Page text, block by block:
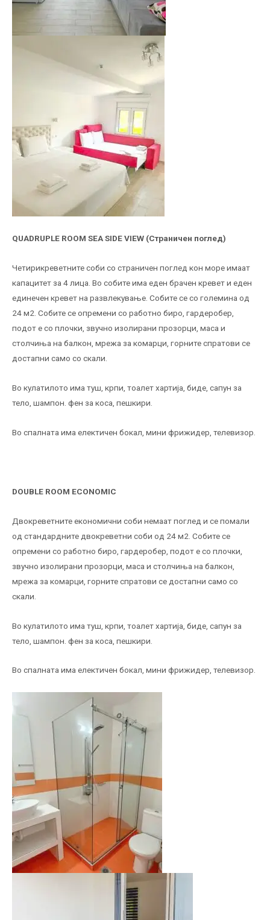
QUADRUPLE ROOM SEA SIDE VIEW (Страничен поглед)
Четирикреветните соби со страничен поглед кон море имаат
капацитет за 4 лица. Во собите има еден брачен кревет и еден
единечен кревет на развлекување. Собите се со големина од
24 м2. Собите се опремени со работно биро, гардеробер,
подот е со плочки, звучно изолирани прозорци, маса и
столчиња на балкон, мрежа за комарци, горните спратови се
достапни само со скали.
Во кулатилото има туш, крпи, тоалет хартија, биде, сапун за
тело, шампон. фен за коса, пешкири.
Во спалната има електичен бокал, мини фрижидер, телевизор.
DOUBLE ROOM ECONOMIC
Двокреветните економични соби немаат поглед и се помали
од стандардните двокреветни соби од 24 м2. Собите се
опремени со работно биро, гардеробер, подот е со плочки,
звучно изолирани прозорци, маса и столчиња на балкон,
мрежа за комарци, горните спратови се достапни само со
скали.
Во кулатилото има туш, крпи, тоалет хартија, биде, сапун за
тело, шампон. фен за коса, пешкири.
Во спалната има електичен бокал, мини фрижидер, телевизор.